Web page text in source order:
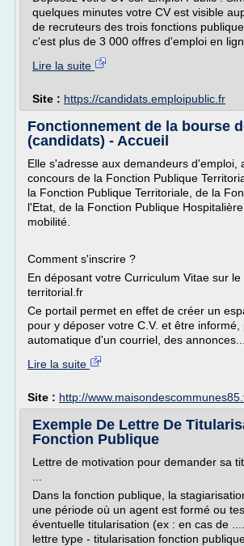
quelques minutes votre CV est visible
de recruteurs des trois fonctions
c'est plus de 3 000 offres d'emploi en
Lire la suite
Site : https://candidats.emploipublic.fr
Fonctionnement de la bourse
(candidats) - Accueil
Elle s'adresse aux demandeurs d'emploi,
concours de la Fonction Publique
la Fonction Publique Territoriale, de la
l'Etat, de la Fonction Publique
mobilité.
Comment s'inscrire ?
En déposant votre Curriculum Vitae sur le
territorial.fr
Ce portail permet en effet de créer un
pour y déposer votre C.V. et être informé,
automatique d'un courriel, des annonces...
Lire la suite
Site : http://
Exemple De Lettre De
Fonction Publique
Lettre de motivation pour demander sa
Dans la fonction publique, la
une période où un agent est formé ou
éventuelle titularisation (ex : en cas de
lettre type - titularisation fonction